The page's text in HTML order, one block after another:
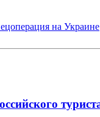
на Украине